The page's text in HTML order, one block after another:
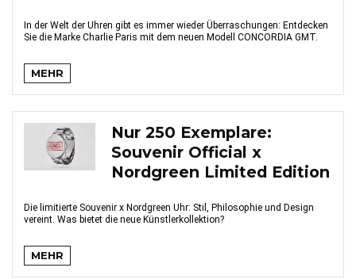
In der Welt der Uhren gibt es immer wieder Überraschungen: Entdecken
Sie die Marke Charlie Paris mit dem neuen Modell CONCORDIA GMT.
MEHR
Nur 250 Exemplare:
Souvenir Official x
Nordgreen Limited Edition
Die limitierte Souvenir x Nordgreen Uhr: Stil, Philosophie und Design
vereint. Was bietet die neue Künstlerkollektion?
MEHR